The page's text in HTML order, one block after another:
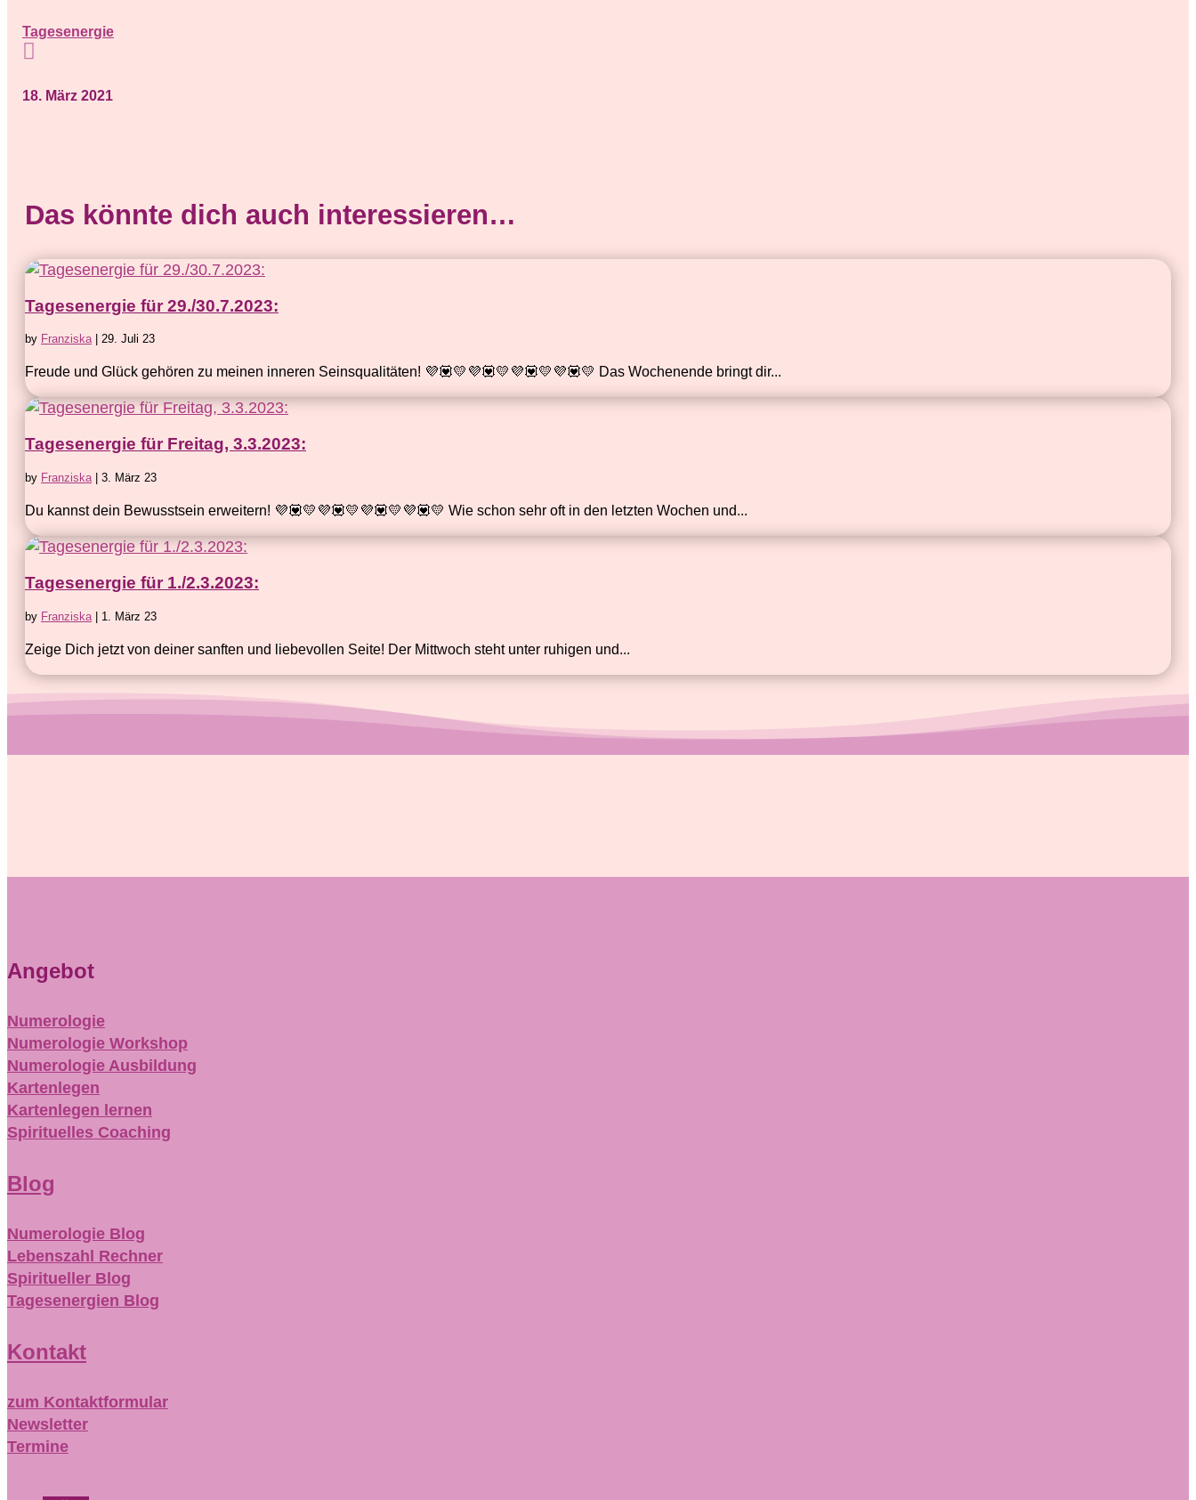
Tagesenergie

18. März 2021
Das könnte dich auch interessieren…
Tagesenergie für 29./30.7.2023:
by Franziska| 29. Juli 23
Freude und Glück gehören zu meinen inneren Seinsqualitäten! 💜💟💛💜💟💛💜💟💛💜💟💛 Das Wochenende bringt dir...
Tagesenergie für Freitag, 3.3.2023:
by Franziska| 3. März 23
Du kannst dein Bewusstsein erweitern! 💜💟💛💜💟💛💜💟💛💜💟💛 Wie schon sehr oft in den letzten Wochen und...
Tagesenergie für 1./2.3.2023:
by Franziska | 1. März 23
Zeige Dich jetzt von deiner sanften und liebevollen Seite! Der Mittwoch steht unter ruhigen und...
Angebot
Numerologie
Numerologie Workshop
Numerologie Ausbildung
Kartenlegen
Kartenlegen lernen
Spirituelles Coaching
Blog
Numerologie Blog
Lebenszahl Rechner
Spiritueller Blog
Tagesenergien Blog
Kontakt
zum Kontaktformular
Newsletter
Termine